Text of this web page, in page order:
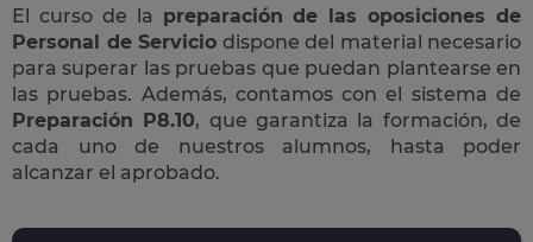
El curso de la preparación de las oposiciones de
Personal de Servicio dispone del material necesario
para superar las pruebas que puedan plantearse en
las pruebas. Además, contamos con el sistema de
Preparación P8.10, que garantiza la formación, de
cada uno de nuestros alumnos, hasta poder
alcanzar el aprobado.